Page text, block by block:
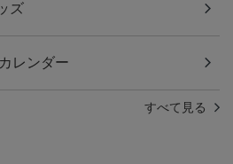
ズ
レンダー
すべて見る